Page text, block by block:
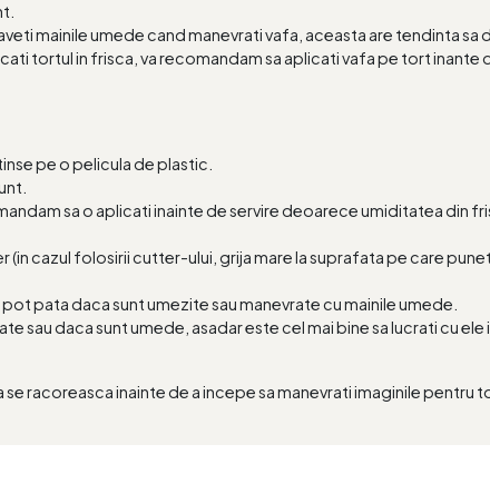
mainile umede cand manevrati vafa, aceasta are tendinta sa
tortul in frisca, va recomandam sa aplicati vafa pe tort inante
pe o pelicula de plastic.
sa o aplicati inainte de servire deoarece umiditatea din
cazul folosirii cutter-ului, grija mare la suprafata pe care
pata daca sunt umezite sau manevrate cu mainile umede.
daca sunt umede, asadar este cel mai bine sa lucrati cu ele
racoreasca inainte de a incepe sa manevrati imaginile pentru